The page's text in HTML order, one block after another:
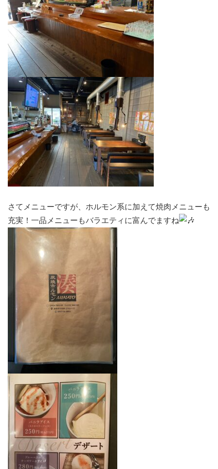
さてメニューですが、ホルモン系に加えて焼肉メニューも
充実！一品メニューもバラエティに富んでますね